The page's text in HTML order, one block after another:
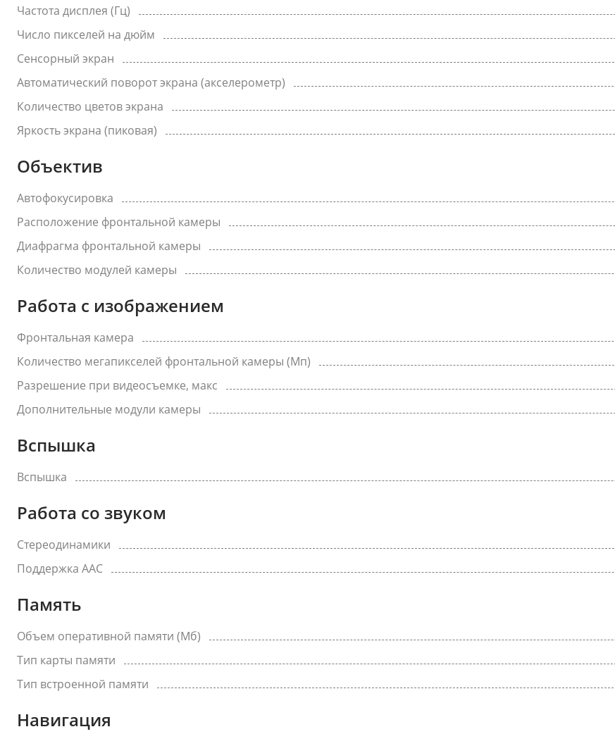
Частота дисплея (Гц)
Число пикселей на дюйм
Сенсорный экран
Автоматический поворот экрана (акселерометр)
Количество цветов экрана
Яркость экрана (пиковая)
Объектив
Автофокусировка
Расположение фронтальной камеры
Диафрагма фронтальной камеры
Количество модулей камеры
Работа с изображением
Фронтальная камера
Количество мегапикселей фронтальной камеры (Мп)
Разрешение при видеосъемке, макс
Дополнительные модули камеры
Вспышка
Вспышка
Работа со звуком
Стереодинамики
Поддержка AAC
Память
Объем оперативной памяти (Мб)
Тип карты памяти
Тип встроенной памяти
Навигация